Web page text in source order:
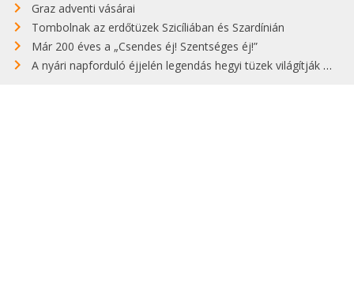
Graz adventi vásárai
Tombolnak az erdőtüzek Szicíliában és Szardínián
Már 200 éves a „Csendes éj! Szentséges éj!”
A nyári napforduló éjjelén legendás hegyi tüzek világítják meg Zugspitzét